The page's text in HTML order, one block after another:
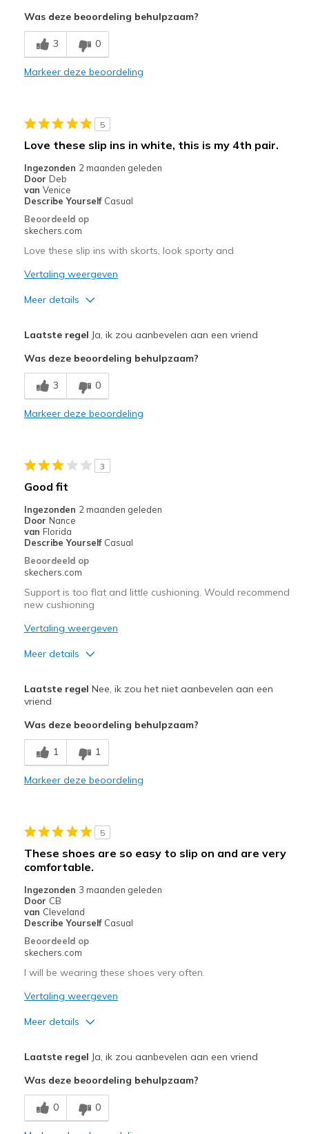
Was deze beoordeling behulpzaam?
3 0
Markeer deze beoordeling
5
Love these slip ins in white, this is my 4th pair.
Ingezonden 2 maanden geleden
Door Deb
van Venice
Describe Yourself Casual
Beoordeeld op
skechers.com
Love these slip ins with skorts, look sporty and
Vertaling weergeven
Meer details
Stylish
Minpunten
Keeping them white
Casual Wear
Width
Sizing
Feels true to size
View On Shoes
Laatste regel Ja, ik zou aanbevelen aan een vriend
Was deze beoordeling behulpzaam?
3 0
Markeer deze beoordeling
3
Good fit
Ingezonden 2 maanden geleden
Door Nance
van Florida
Describe Yourself Casual
Beoordeeld op
skechers.com
Support is too flat and little cushioning. Would recommend
new cushioning
Vertaling weergeven
Meer details
Attractive Design
Stylish
Minpunten
Poor Cushioning
Beste toepassingen
Casual Wear
Sizing
View On Shoes
I'm Into Shoes
Laatste regel Nee, ik zou het niet aanbevelen aan een
vriend
Was deze beoordeling behulpzaam?
1 1
Markeer deze beoordeling
5
These shoes are so easy to slip on and are very
comfortable.
Ingezonden 3 maanden geleden
Door CB
van Cleveland
Describe Yourself Casual
Beoordeeld op
skechers.com
I will be wearing these shoes very often.
Vertaling weergeven
Meer details
Stylish
Beste toepassingen
Laatste regel Ja, ik zou aanbevelen aan een vriend
Was deze beoordeling behulpzaam?
0 0